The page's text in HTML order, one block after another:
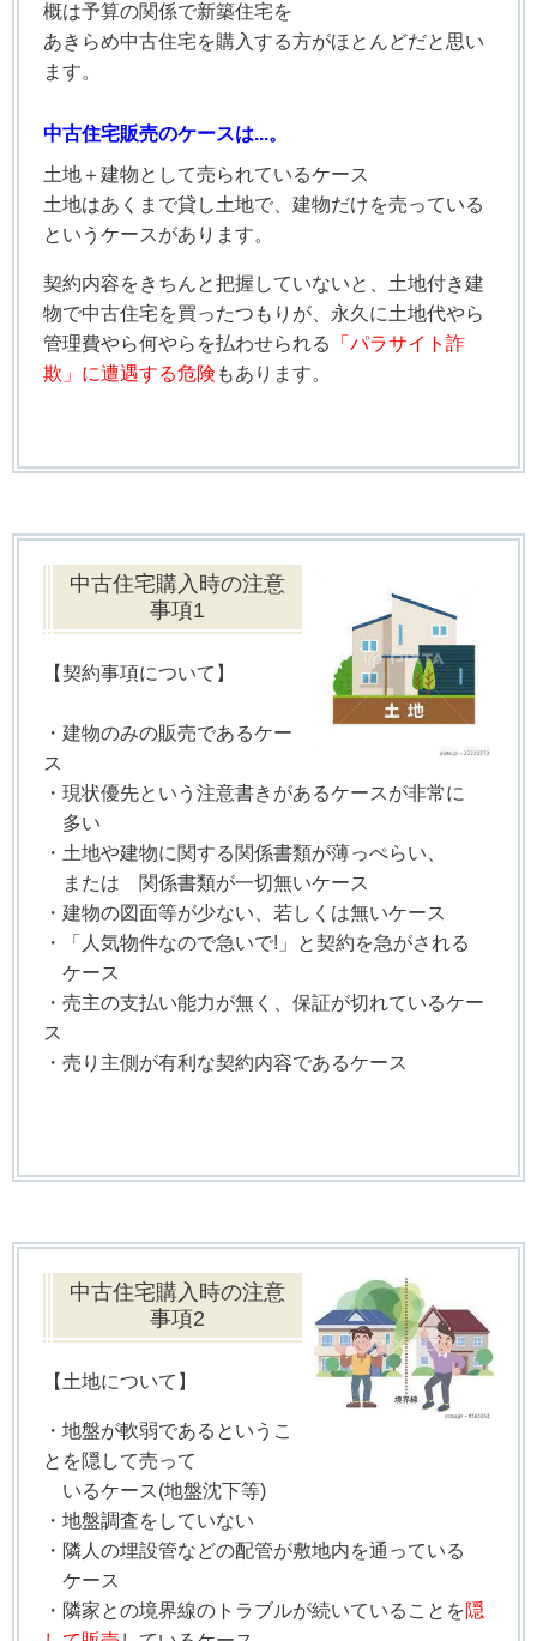
概は予算の関係で新築住宅を
あきらめ中古住宅を購入する方がほとんどだと思い
ます。
中古住宅販売のケースは...。
土地＋建物として売られているケース
土地はあくまで貸し土地で、建物だけを売っている
というケースがあります。
契約内容をきちんと把握していないと、土地付き建
物で中古住宅を買ったつもりが、永久に土地代やら
管理費やら何やらを払わせられる
「パラサイト詐
欺」に遭遇する危険 もあります。
中古住宅購入時の注意
事項1
【契約事項について】
・建物のみの販売であるケー
ス
・現状優先という注意書きがあるケースが非常に
多い
・土地や建物に関する関係書類が薄っぺらい、
または 関係書類が一切無いケース
・建物の図面等が少ない、若しくは無いケース
・「人気物件なので急いで!」と契約を急がされる
ケース
・売主の支払い能力が無く、保証が切れているケー
ス
・売り主側が有利な契約内容であるケース
中古住宅購入時の注意
事項2
【土地について】
・地盤が軟弱であるというこ
とを隠して売って
いるケース(地盤沈下等)
・地盤調査をしていない
・隣人の埋設管などの配管が敷地内を通っている
ケース
・隣家との境界線のトラブルが続いていることを隠